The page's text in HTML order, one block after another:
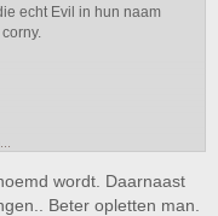
echt Evil in hun naam
wordt. Daarnaast
Beter opletten man.